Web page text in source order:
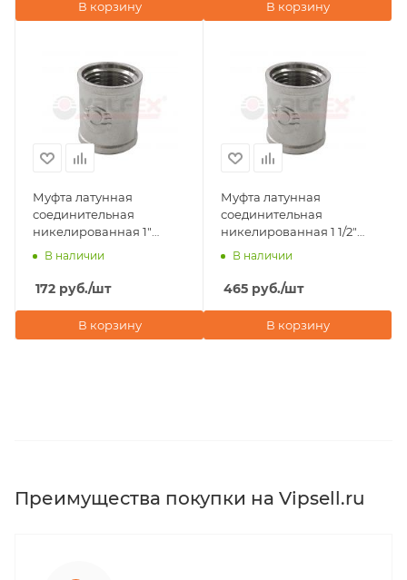
В корзину В корзину
Муфта латунная
соединительная
никелированная 1"
внутренняя резьба
В наличии
172 руб./шт
В корзину
Муфта латунная
соединительная
никелированная 1 1/2"
внутренняя резьба
В наличии
465 руб./шт
В корзину
Преимущества покупки на Vipsell.ru